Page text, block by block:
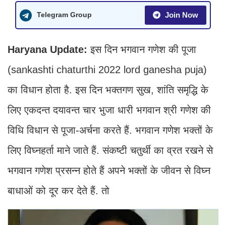
Telegram Group Join Now
Haryana Update: इस दिन भगवान गणेश की पूजा
(sankashti chaturthi 2022 lord ganesha puja)
का विधान होता है. इस दिन भक्तगण सुख, शांति समृद्धि के
लिए एकदन्त दयावन्त चार भुजा धारी भगवान श्री गणेश की
विधि विधान से पूजा-अर्चना करते हैं. भगवान गणेश भक्तों के
लिए विघ्नहर्ता माने जाते हैं. संकष्टी चतुर्थी का व्रत रखने से
भगवान गणेश प्रसन्न होते हैं अपने भक्तों के जीवन से विघ्न
बाधाओं को दूर कर देते हैं. तो